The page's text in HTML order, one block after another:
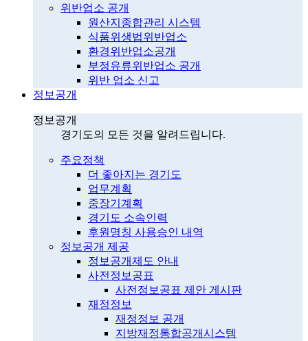
위반업소 공개
원산지종합관리 시스템
식품위생법위반업소
환경위반업소공개
부정유류위반업소 공개
위반 업소 신고
정보공개
정보공개
경기도의 모든 것을 알려드립니다.
주요정책
더 좋아지는 경기도
업무계획
중장기계획
경기도 소속인력
후원명칭 사용승인 내역
정보공개 제공
정보공개제도 안내
사전정보공표
사전정보공표 제안 게시판
재정정보
재정정보 공개
지방재정통합공개시스템